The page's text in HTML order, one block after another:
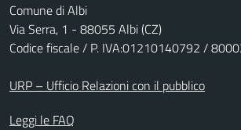
Comune di Albi
Via Serra, 1 - 88055 Albi (CZ)
Codice fiscale / P. IVA:01210140792 /
URP – Ufficio Relazioni con il pubblico
Leggi le FAQ